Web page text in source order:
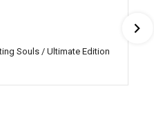
Souls / Ultimate Edition